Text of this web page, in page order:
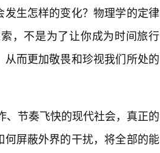
生怎样的变化？物理学的定律
，不是为了让你成为时间旅行
而更加敬畏和珍视我们所处的
、节奏飞快的现代社会，真正的
屏蔽外界的干扰，将全部的能